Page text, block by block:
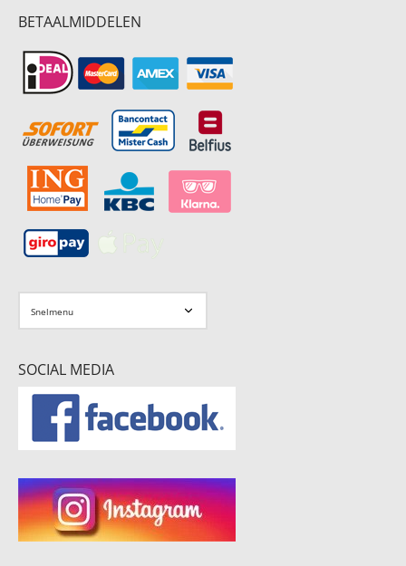
BETAALMIDDELEN
SOCIAL MEDIA